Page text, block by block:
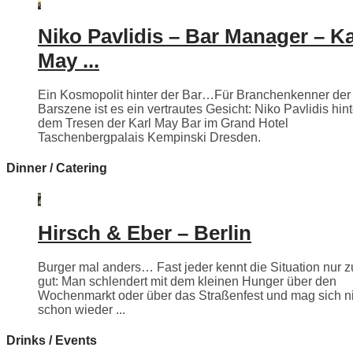
Niko Pavlidis – Bar Manager –
May ...
Ein Kosmopolit hinter der Bar…Für Branchenkenner der
Barszene ist es ein vertrautes Gesicht: Niko Pavlidis
dem Tresen der Karl May Bar im Grand Hotel
Taschenbergpalais Kempinski Dresden.
Dinner / Catering
Hirsch & Eber – Berlin
Burger mal anders… Fast jeder kennt die Situation nur
gut: Man schlendert mit dem kleinen Hunger über den
Wochenmarkt oder über das Straßenfest und mag sich
schon wieder ...
Drinks / Events